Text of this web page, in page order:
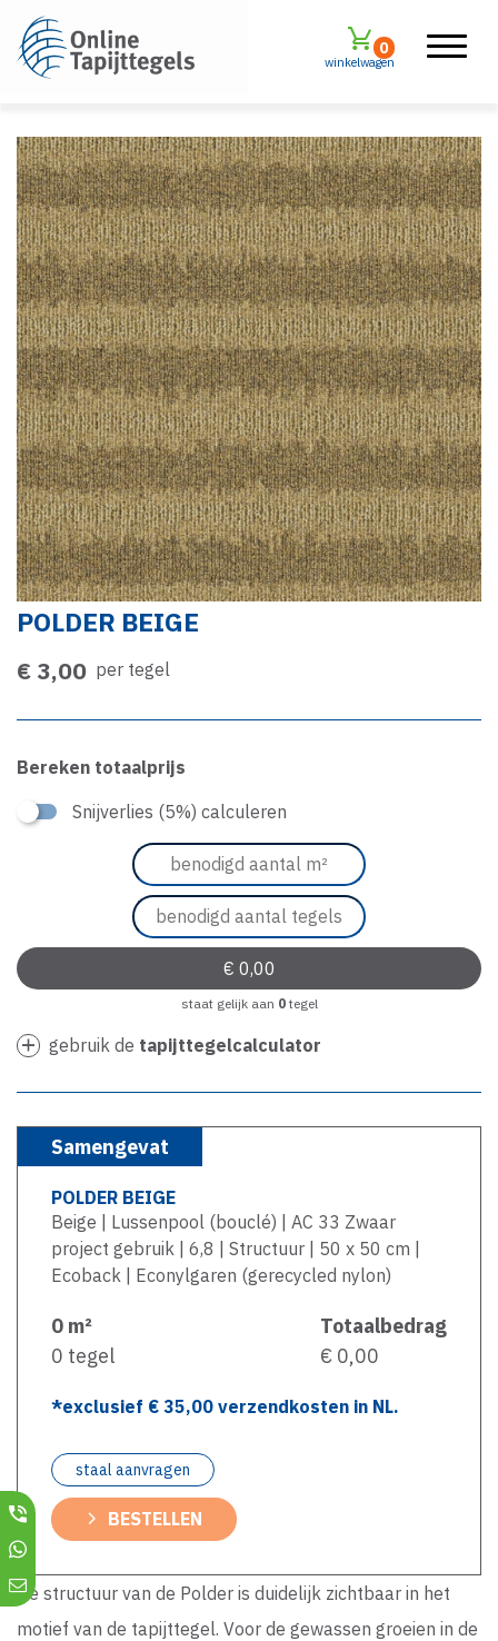
winkelwagen
0
POLDER BEIGE
€ 3,00 per tegel
Bereken totaalprijs
Snijverlies (5%) calculeren
staat gelijk aan 0tegel
gebruik de tapijttegelcalculator
Samengevat
POLDER BEIGE
Beige | Lussenpool (bouclé) | AC 33 Zwaar
project gebruik | 6,8 | Structuur | 50 x 50 cm |
Ecoback | Econylgaren (gerecycled nylon)
0 m²
0 tegel
Totaalbedrag
€ 0,00
*exclusief € 35,00 verzendkosten in NL.
staal aanvragen
BESTELLEN
De structuur van de Polder is duidelijk zichtbaar in het
motief van de tapijttegel. Voor de gewassen groeien in de